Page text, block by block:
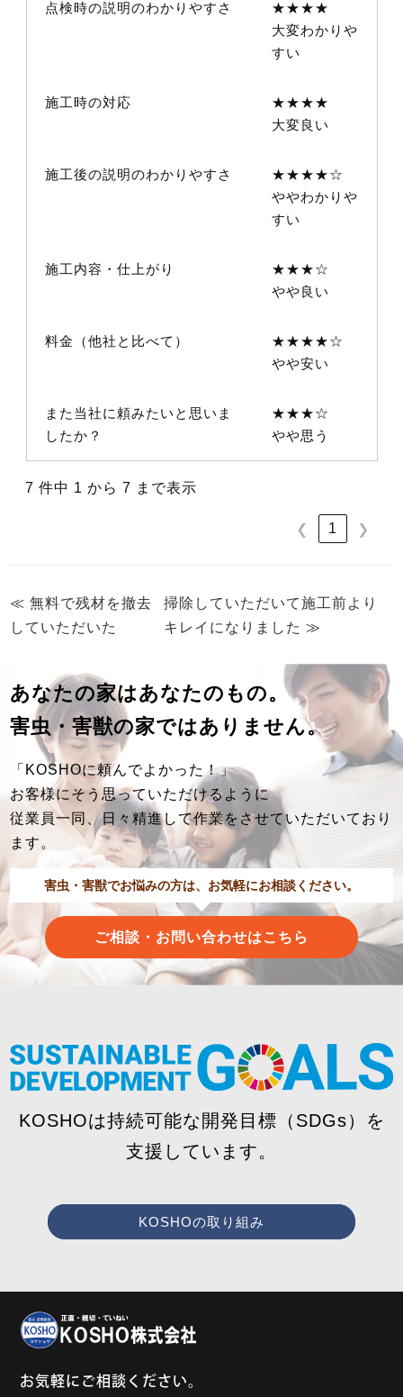
点検時の説明のわかりやすさ
★★★★
大変わかりや
すい
施工時の対応
★★★★
大変良い
施工後の説明のわかりやすさ
★★★★☆
ややわかりや
すい
施工内容・仕上がり
★★★☆
やや良い
料金（他社と比べて）
★★★★☆
やや安い
また当社に頼みたいと思いま
したか？
★★★☆
やや思う
7 件中 1 から 7 まで表示
❮ 1 ❯
≪無料で残材を撤去
していただいた
掃除していただいて施工前より
キレイになりました ≫
あなたの家はあなたのもの。
害虫・害獣の家ではありません。
「KOSHOに頼んでよかった！」
お客様にそう思っていただけるように
従業員一同、日々精進して作業をさせていただいており
ます。
害虫・害獣でお悩みの方は、お気軽にお相談ください。
ご相談・お問い合わせはこちら
KOSHOは持続可能な開発目標（SDGs）を
支援しています。
KOSHOの取り組み
お気軽にご相談ください。